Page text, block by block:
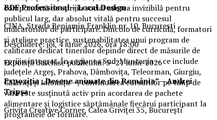
BDF Professional – Local Design
CINA, Strada Benjamin Franklin nr. 10, București
Deschidere: joi, 4 iunie 2026, ora 18:00
Expoziții deschise publicului: 5–21 iunie 2026
Expoziția „Desene animate din România” – Andrei
Tripșa
Grivița Creative Corner, Calea Griviței 35, București
componentă de sprijin social adesea invizibilă pentru
publicul larg, dar absolut vitală pentru succesul
indicatorilor de participare. Dincolo de curriculă, formatori
și ateliere practice, sustenabilitatea unui program de
calificare dedicat tinerilor depinde direct de măsurile de
sprijin integrat. În regiunea Sud-Muntenia — ce include
județele Argeș, Prahova, Dâmbovița, Teleorman, Giurgiu,
Călărași și Ialomița —, continuarea cursurilor pe timp de
vară este susținută activ prin acordarea de pachete
alimentare și logistice săptămânale fiecărui participant la
programele de formare.